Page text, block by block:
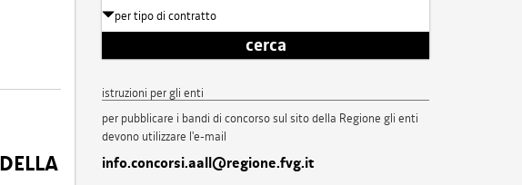
per tipo di contratto
cerca
istruzioni per gli enti
per pubblicare i bandi di concorso sul sito della Regione gli enti
devono utilizzare l'e-mail
info.concorsi.aall@regione.fvg.it